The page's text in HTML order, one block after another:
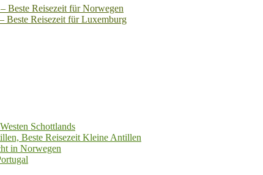
Beste Reisezeit für Norwegen
Beste Reisezeit für Luxemburg
Schottlands
Beste Reisezeit Kleine Antillen
in Norwegen